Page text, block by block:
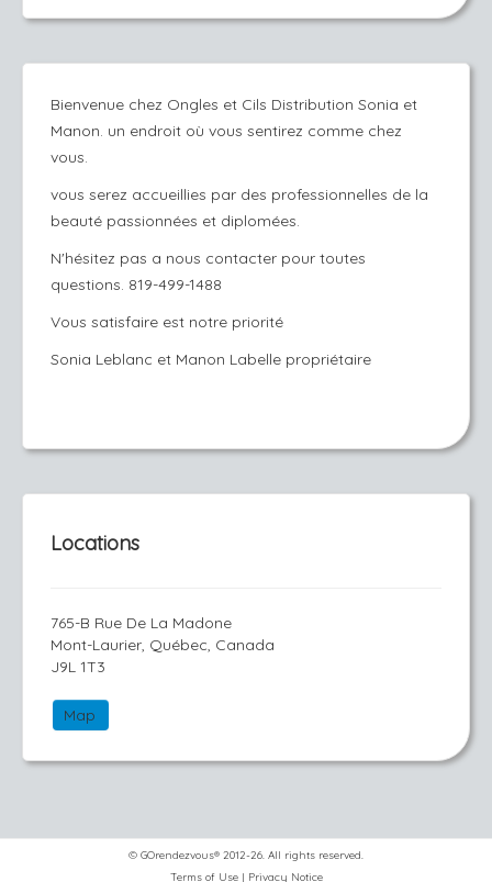
Bienvenue chez Ongles et Cils Distribution Sonia et
Manon. un endroit où vous sentirez comme chez
vous.
vous serez accueillies par des professionnelles de la
beauté passionnées et diplomées.
N'hésitez pas a nous contacter pour toutes
questions. 819-499-1488
Vous satisfaire est notre priorité
Sonia Leblanc et Manon Labelle propriétaire
Locations
765-B Rue De La Madone
Mont-Laurier, Québec, Canada
J9L 1T3
Map
© GOrendezvous® 2012-26. All rights reserved.
Terms of Use| Privacy Notice